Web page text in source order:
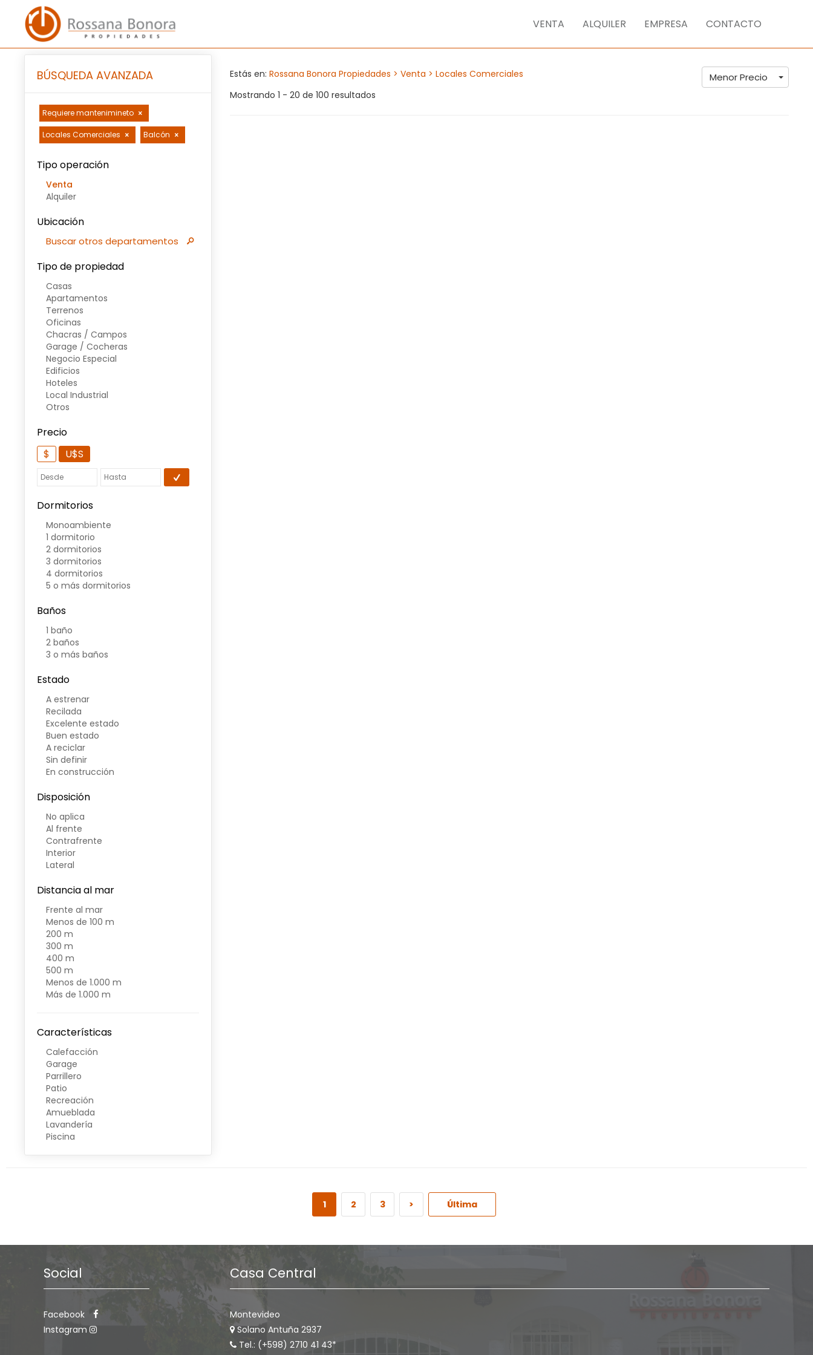
VENTA ALQUILER EMPRESA CONTACTO
BÚSQUEDA AVANZADA
Requiere mantenimineto
Locales Comerciales Balcón
Tipo operación
Venta
Alquiler
Ubicación
Buscar otros departamentos
Tipo de propiedad
Casas
Apartamentos
Terrenos
Oficinas
Chacras / Campos
Garage / Cocheras
Negocio Especial
Edificios
Hoteles
Local Industrial
Otros
Precio
$
U$S
Dormitorios
Monoambiente
1 dormitorio
2 dormitorios
3 dormitorios
4 dormitorios
5 o más dormitorios
Baños
1 baño
2 baños
3 o más baños
Estado
A estrenar
Recilada
Excelente estado
Buen estado
A reciclar
Sin definir
En construcción
Disposición
No aplica
Al frente
Contrafrente
Interior
Lateral
Distancia al mar
Frente al mar
Menos de 100 m
200 m
300 m
400 m
500 m
Menos de 1.000 m
Más de 1.000 m
Características
Calefacción
Garage
Parrillero
Patio
Recreación
Amueblada
Lavandería
Piscina
Estás en: Rossana Bonora Propiedades > Venta > Locales Comerciales
Mostrando 1 - 20 de 100 resultados
Menor Precio
1 2 3 > Última
Social
Facebook
Instagram
Casa Central
Montevideo
Solano Antuña 2937
Tel.: (+598) 2710 41 43*